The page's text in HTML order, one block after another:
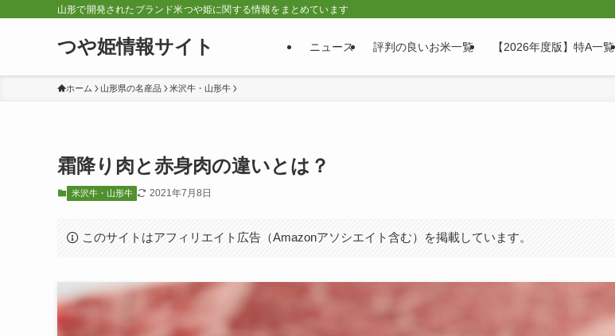
山形で開発されたブランド米つや姫に関する情報をまとめています
つや姫情報サイト ニュース 評判の良いお米一覧 【2026年度版】特A一覧
ホーム 山形県の名産品 米沢牛・山形牛
霜降り肉と赤身肉の違いとは？
米沢牛・山形牛 2021年7月8日
このサイトはアフィリエイト広告（Amazonアソシエイト含む）を掲載しています。